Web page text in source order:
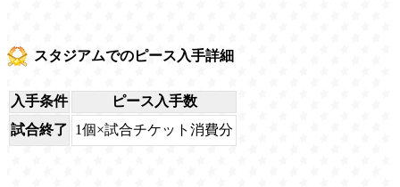
スタジアムでのピース入手詳細
入手条件
ピース入手数
試合終了 1個×試合チケット消費分